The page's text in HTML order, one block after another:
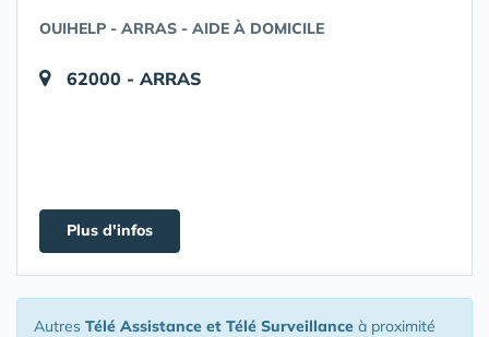
OUIHELP - ARRAS - AIDE À DOMICILE
62000 - ARRAS
Plus d'infos
Autres Télé Assistance et Télé Surveillance à proximité